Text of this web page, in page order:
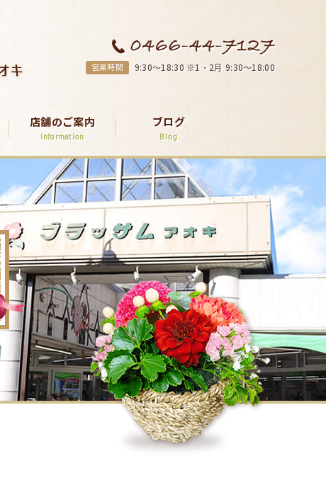
営業時間 9:30～18:30 ※1・2月 9:30～18:00
店舗のご案内
Information
ブログ
Blog